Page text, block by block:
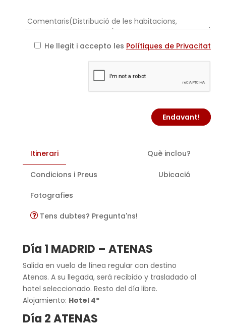
He llegit i accepto les Polítiques de Privacitat
Endavant!
Itinerari Què inclou?
Condicions i Preus Ubicació
Fotografies
Tens dubtes? Pregunta'ns!
Día 1 MADRID – ATENAS
Salida en vuelo de línea regular con destino
Atenas. A su llegada, será recibido y trasladado al
hotel seleccionado. Resto del día libre.
Alojamiento: Hotel 4*
Día 2 ATENAS